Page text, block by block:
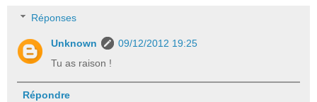
Réponses
Unknown
09/12/2012 19:25
Tu as raison !
Répondre